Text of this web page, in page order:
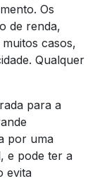
Os
de renda,
casos,
Qualquer
para a
por uma
e pode ter a
evita